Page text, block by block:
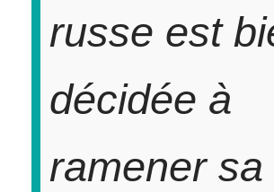
russe est
décidée à
ramener sa